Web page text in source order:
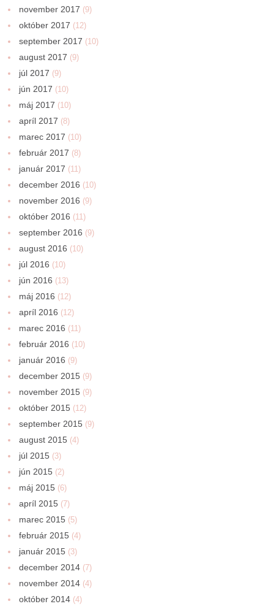
november 2017 (9)
október 2017 (12)
september 2017 (10)
august 2017 (9)
júl 2017 (9)
jún 2017 (10)
máj 2017 (10)
apríl 2017 (8)
marec 2017 (10)
február 2017 (8)
január 2017 (11)
december 2016 (10)
november 2016 (9)
október 2016 (11)
september 2016 (9)
august 2016 (10)
júl 2016 (10)
jún 2016 (13)
máj 2016 (12)
apríl 2016 (12)
marec 2016 (11)
február 2016 (10)
január 2016 (9)
december 2015 (9)
november 2015 (9)
október 2015 (12)
september 2015 (9)
august 2015 (4)
júl 2015 (3)
jún 2015 (2)
máj 2015 (6)
apríl 2015 (7)
marec 2015 (5)
február 2015 (4)
január 2015 (3)
december 2014 (7)
november 2014 (4)
október 2014 (4)